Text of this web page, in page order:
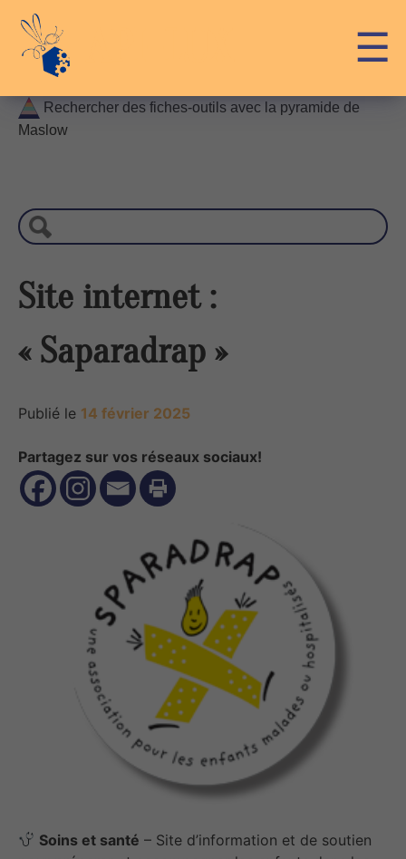
content
☰
Rechercher des fiches-outils avec la pyramide de
Maslow
c
h
r
c
e
Site internet :
« Saparadrap »
Publié le 14 février 2025
Partagez sur vos réseaux sociaux!
Soins et santé – Site d’information et de soutien